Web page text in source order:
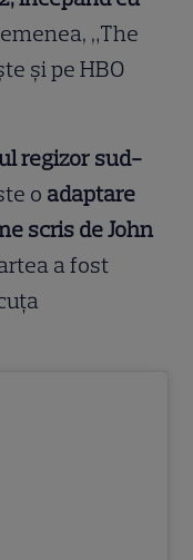
„The
și pe HBO
regizor sud-
o adaptare
scris de John
a fost